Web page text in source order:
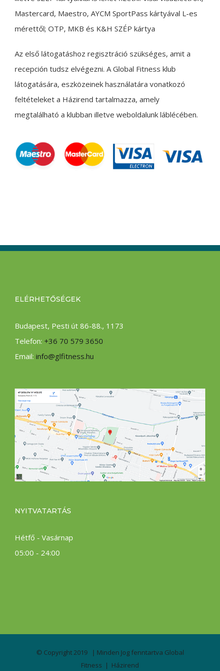
Mastercard, Maestro, AYCM SportPass kártyával L-es
mérettől; OTP, MKB és K&H SZÉP kártya
Az első látogatáshoz regisztráció szükséges, amit a
recepción tudsz elvégezni. A Global Fitness klub
látogatására, eszközeinek használatára vonatkozó
feltételeket a Házirend tartalmazza, amely
megtalálható a klubban illetve weboldalunk láblécében.
ELÉRHETŐSÉGEK
Budapest, Pesti út 86-88., 1173
Telefon: +36 70 579 3650
Email: info@glfitness.hu
NYITVATARTÁS
Hétfő - Vasárnap
05:00 - 24:00
© Copyright 2019 | Minden Jog fenntartva Global
Fitness | Házirend